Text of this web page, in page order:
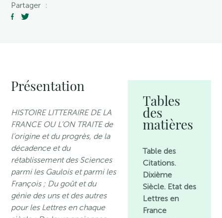
Partager :
Présentation
HISTOIRE LITTERAIRE DE LA
FRANCE OU L’ON TRAITE de
l’origine et du progrès, de la
décadence et du
rétablissement des Sciences
parmi les Gaulois et parmi les
François ; Du goût et du
génie des uns et des autres
pour les Lettres en chaque
Tables
des
matières
Table des
Citations.
Dixième
Siècle. Etat des
Lettres en
France